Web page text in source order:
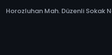
Horozluhan Mah. Düzenli Sokak